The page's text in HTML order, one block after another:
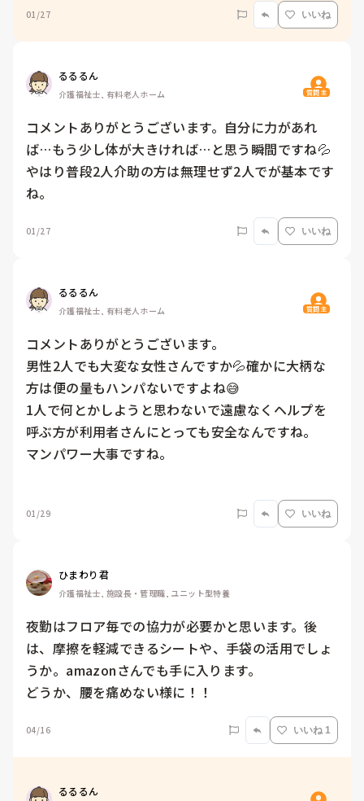
01/27 いいね
るるるん
介護福祉士, 有料老人ホーム 質問主
コメントありがとうございます。自分に力があれ
ば…もう少し体が大きければ…と思う瞬間ですね💦
やはり普段2人介助の方は無理せず2人でが基本です
ね。
01/27 いいね
るるるん
介護福祉士, 有料老人ホーム 質問主
コメントありがとうございます。
男性2人でも大変な女性さんですか💦確かに大柄な
方は便の量もハンパないですよね😅
1人で何とかしようと思わないで遠慮なくヘルプを
呼ぶ方が利用者さんにとっても安全なんですね。
マンパワー大事ですね。
01/29 いいね
ひまわり君
介護福祉士, 施設長・管理職, ユニット型特養
夜勤はフロア毎での協力が必要かと思います。後
は、摩擦を軽減できるシートや、手袋の活用でしょ
うか。amazonさんでも手に入ります。
どうか、腰を痛めない様に！！
04/16 いいね 1
るるるん